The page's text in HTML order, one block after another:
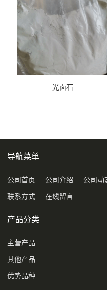
光卤石
导航菜单
公司首页 公司介绍 公司动
联系方式 在线留言
产品分类
主营产品
其他产品
优势品种